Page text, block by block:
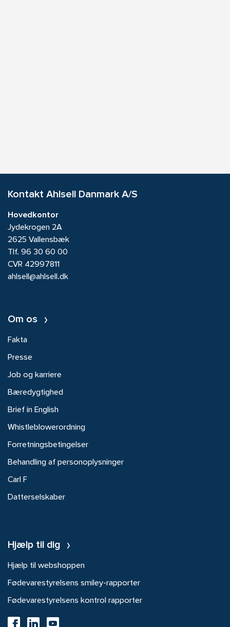
Kontakt Ahlsell Danmark A/S
Hovedkontor
Jydekrogen 2A
2625 Vallensbæk
Tlf. 96 30 60 00
CVR 42997811
ahlsell@ahlsell.dk
Om os
Fakta
Presse
Job og karriere
Bæredygtighed
Brief in English
Whistleblowerordning
Forretningsbetingelser
Behandling af personoplysninger
Carl F
Datterselskaber
Hjælp til dig
Hjælp til webshoppen
Fødevarestyrelsens smiley-rapporter
Fødevarestyrelsens kontrol rapporter